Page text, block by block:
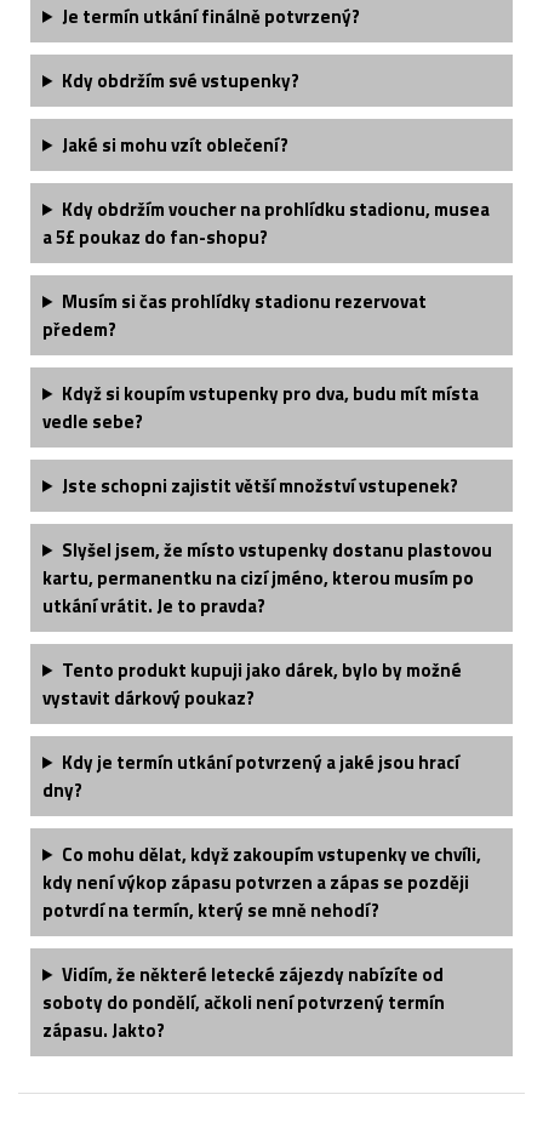
Je termín utkání finálně potvrzený?
Kdy obdržím své vstupenky?
Jaké si mohu vzít oblečení?
Kdy obdržím voucher na prohlídku stadionu, musea
a 5£ poukaz do fan-shopu?
Musím si čas prohlídky stadionu rezervovat
předem?
Když si koupím vstupenky pro dva, budu mít místa
vedle sebe?
Jste schopni zajistit větší množství vstupenek?
Slyšel jsem, že místo vstupenky dostanu plastovou
kartu, permanentku na cizí jméno, kterou musím po
utkání vrátit. Je to pravda?
Tento produkt kupuji jako dárek, bylo by možné
vystavit dárkový poukaz?
Kdy je termín utkání potvrzený a jaké jsou hrací
dny?
Co mohu dělat, když zakoupím vstupenky ve chvíli,
kdy není výkop zápasu potvrzen a zápas se později
potvrdí na termín, který se mně nehodí?
Vidím, že některé letecké zájezdy nabízíte od
soboty do pondělí, ačkoli není potvrzený termín
zápasu. Jakto?